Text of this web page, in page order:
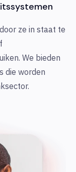
ze in staat te
We bieden
die worden